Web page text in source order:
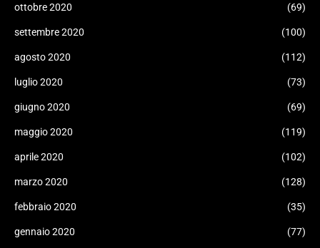
ottobre 2020 (69)
settembre 2020 (100)
agosto 2020 (112)
luglio 2020 (73)
giugno 2020 (69)
maggio 2020 (119)
aprile 2020 (102)
marzo 2020 (128)
febbraio 2020 (35)
gennaio 2020 (77)